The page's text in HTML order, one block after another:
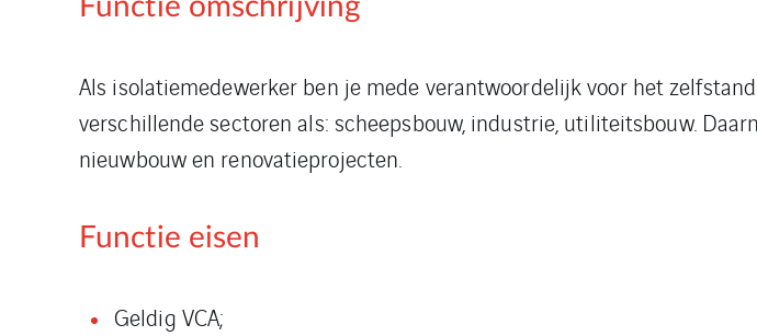
Functie omschrijving
Als isolatiemedewerker ben je mede verantwoordelijk voor het
verschillende sectoren als: scheepsbouw, industrie, utiliteitsbouw.
nieuwbouw en renovatieprojecten.
Functie eisen
Geldig VCA;